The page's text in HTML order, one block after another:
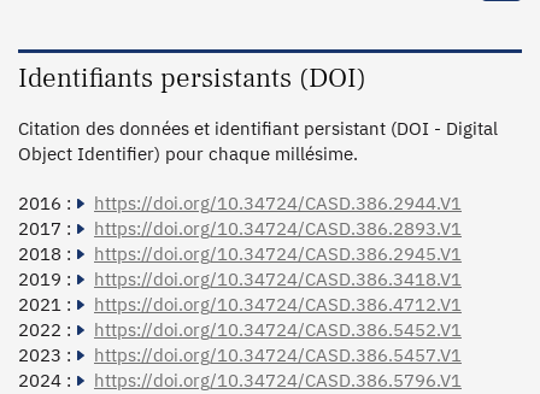
Identifiants persistants (DOI)
Citation des données et identifiant persistant (DOI - Digital
Object Identifier) pour chaque millésime.
2016 :
https://doi.org/10.34724/CASD.386.2944.V1
2017 :
https://doi.org/10.34724/CASD.386.2893.V1
2018 :
https://doi.org/10.34724/CASD.386.2945.V1
2019 :
https://doi.org/10.34724/CASD.386.3418.V1
2021 :
https://doi.org/10.34724/CASD.386.4712.V1
2022 :
https://doi.org/10.34724/CASD.386.5452.V1
2023 :
https://doi.org/10.34724/CASD.386.5457.V1
2024 :
https://doi.org/10.34724/CASD.386.5796.V1